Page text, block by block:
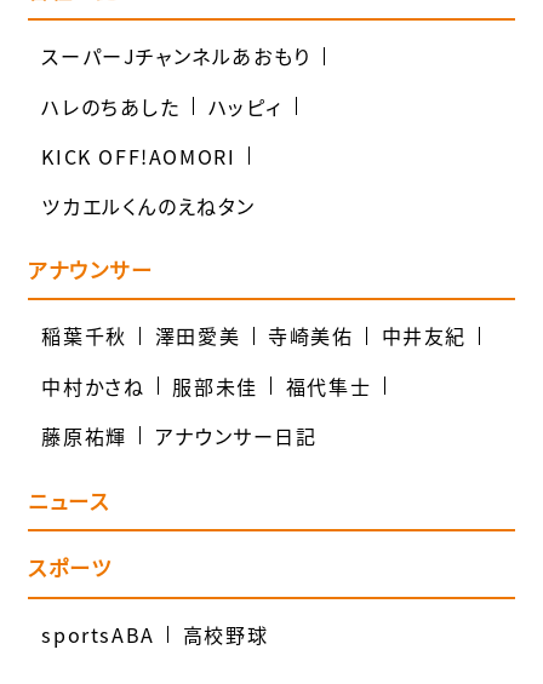
スーパーJチャンネルあおもり
ハレのちあした
ハッピィ
KICK OFF!AOMORI
ツカエルくんのえねタン
アナウンサー
稲葉千秋 澤田愛美 寺崎美佑
中井友紀
中村かさね
服部未佳
福代隼士
藤原祐輝
アナウンサー日記
ニュース
スポーツ
sportsABA 高校野球